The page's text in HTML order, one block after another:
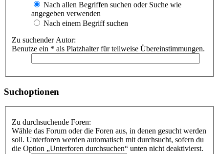
Nach allen Begriffen suchen oder Suche wie
angegeben verwenden
Nach einem Begriff suchen
Zu suchender Autor:
Benutze ein * als Platzhalter für teilweise Übereinstimmungen.
Suchoptionen
Zu durchsuchende Foren:
Wähle das Forum oder die Foren aus, in denen gesucht werden
soll. Unterforen werden automatisch mit durchsucht, sofern du
die Option „Unterforen durchsuchen“ unten nicht deaktivierst.